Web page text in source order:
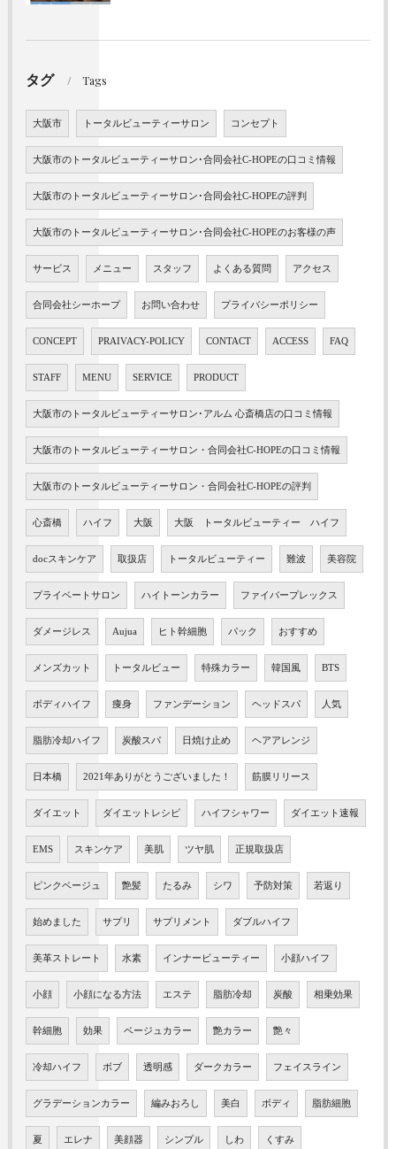
タグ Tags
大阪市 トータルビューティーサロン コンセプト
大阪市のトータルビューティーサロン･合同会社C-HOPEの口コミ情報
大阪市のトータルビューティーサロン･合同会社C-HOPEの評判
大阪市のトータルビューティーサロン･合同会社C-HOPEのお客様の声
サービス メニュー スタッフ よくある質問 アクセス
合同会社シーホープ お問い合わせ プライバシーポリシー
CONCEPT PRAIVACY-POLICY CONTACT ACCESS FAQ
STAFF MENU SERVICE PRODUCT
大阪市のトータルビューティーサロン･アルム 心斎橋店の口コミ情報
大阪市のトータルビューティーサロン・合同会社C-HOPEの口コミ情報
大阪市のトータルビューティーサロン・合同会社C-HOPEの評判
心斎橋 ハイフ 大阪 大阪 トータルビューティー ハイフ
docスキンケア 取扱店 トータルビューティー 難波 美容院
プライベートサロン ハイトーンカラー ファイバープレックス
ダメージレス Aujua ヒト幹細胞 パック おすすめ
メンズカット トータルビュー 特殊カラー 韓国風 BTS
ボディハイフ 痩身 ファンデーション ヘッドスパ 人気
脂肪冷却ハイフ 炭酸スパ 日焼け止め ヘアアレンジ
日本橋 2021年ありがとうございました！ 筋膜リリース
ダイエット ダイエットレシピ ハイフシャワー ダイエット速報
EMS スキンケア 美肌 ツヤ肌 正規取扱店
ピンクベージュ 艶髪 たるみ シワ 予防対策 若返り
始めました サプリ サプリメント ダブルハイフ
美革ストレート 水素 インナービューティー 小顔ハイフ
小顔 小顔になる方法 エステ 脂肪冷却 炭酸 相乗効果
幹細胞 効果 ベージュカラー 艶カラー 艶々
冷却ハイフ ボブ 透明感 ダークカラー フェイスライン
グラデーションカラー 編みおろし 美白 ボディ 脂肪細胞
夏 エレナ 美顔器 シンプル しわ くすみ